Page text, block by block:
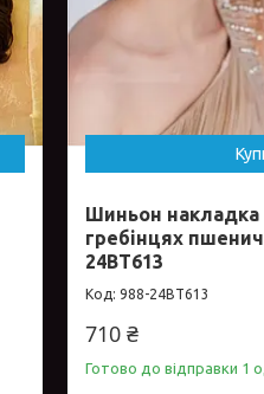
Шиньон накладка
гребінцях
24ВТ613
988-24ВТ613
710 ₴
Готово до відправки 1